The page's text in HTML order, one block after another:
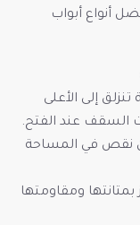
أنواع أبواب
إلى الأعلى
عند الفتح.
نقص في المساحة
بمتانتها ومقاومتها